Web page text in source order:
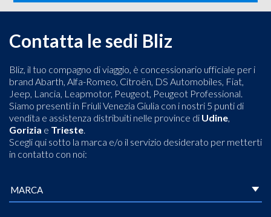
Contatta le sedi Bliz
Bliz, il tuo compagno di viaggio, è concessionario ufficiale per i
brand Abarth, Alfa-Romeo, Citroën, DS Automobiles, Fiat,
Jeep, Lancia, Leapmotor, Peugeot, Peugeot Professional.
Siamo presenti in Friuli Venezia Giulia con i nostri 5 punti di
vendita e assistenza distribuiti nelle province di Udine,
Gorizia e Trieste.
Scegli qui sotto la marca e/o il servizio desiderato per metterti
in contatto con noi: